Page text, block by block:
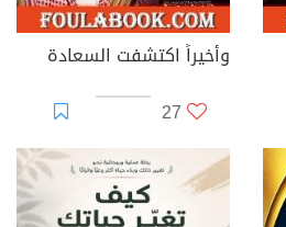
وأخيراً اكتشفت السعادة
27